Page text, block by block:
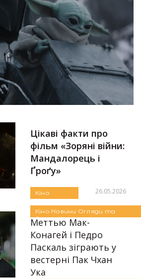
Кіно
Новини
Огляди та
Рецензії
Цікаві факти про
фільм «Зоряні війни:
Мандалорець і
Ґроґу»
26.05.2026
Кіно Новини Огляди та
Рецензії
Меттью Мак-
Конагей і Педро
Паскаль зіграють у
вестерні Пак Чхан
Ука
Автор: Аліна Бондарєва